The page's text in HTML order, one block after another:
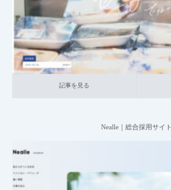
記事を見る サイトを見る
記事を見る
Nealle｜総合採用サイト